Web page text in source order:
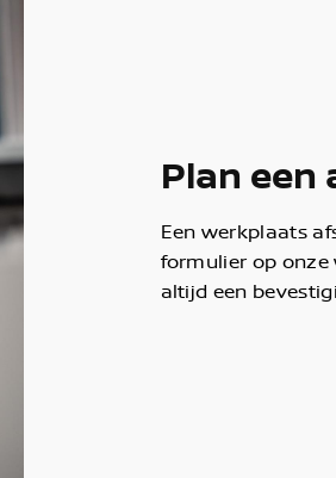
Plan een
Een werkplaats
formulier op
altijd een